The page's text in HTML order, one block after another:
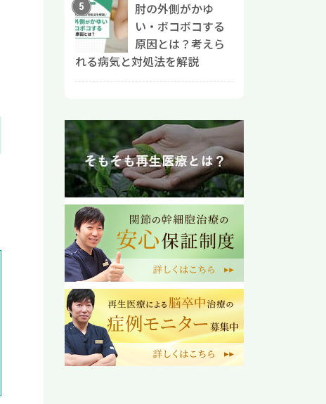
肘の外側がかゆ
い・ボコボコする
原因とは？考えら
れる病気と対処法を解説